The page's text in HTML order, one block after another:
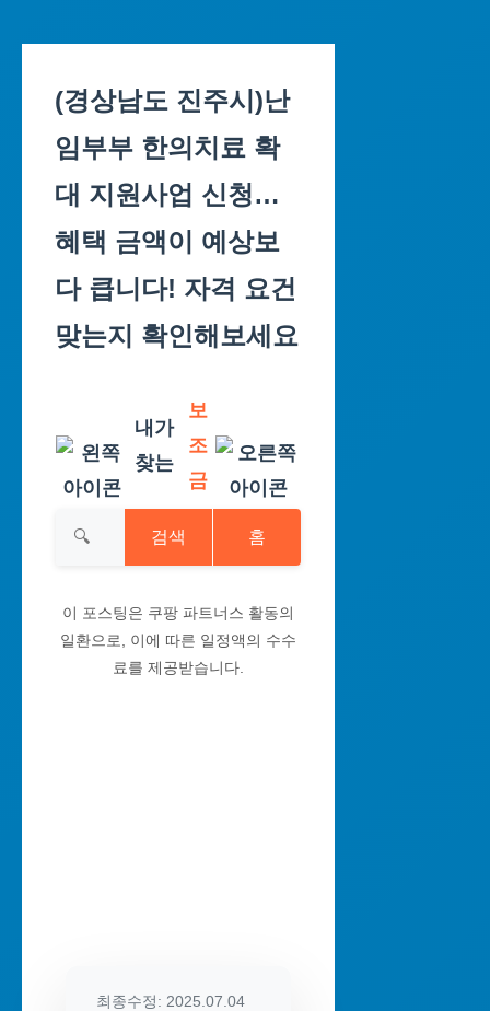
content
(경상남도 진주시)난
임부부 한의치료 확
대 지원사업 신청…
혜택 금액이 예상보
다 큽니다! 자격 요건
맞는지 확인해보세요
내가
찾는
보
조
금
검색 홈
이 포스팅은 쿠팡 파트너스 활동의
일환으로, 이에 따른 일정액의 수수
료를 제공받습니다.
최종수정: 2025.07.04